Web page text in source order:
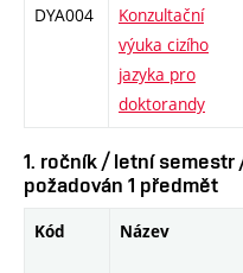
DYA004
Konzultační
výuka cizího
jazyka pro
doktorandy
1. ročník / letní
požadován 1 předmět
Kód Název